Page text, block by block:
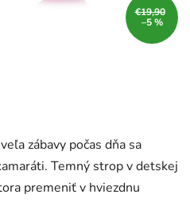
zábavy počas dňa sa
Temný strop v detskej
premeniť v hviezdnu
€19,90
–5 %